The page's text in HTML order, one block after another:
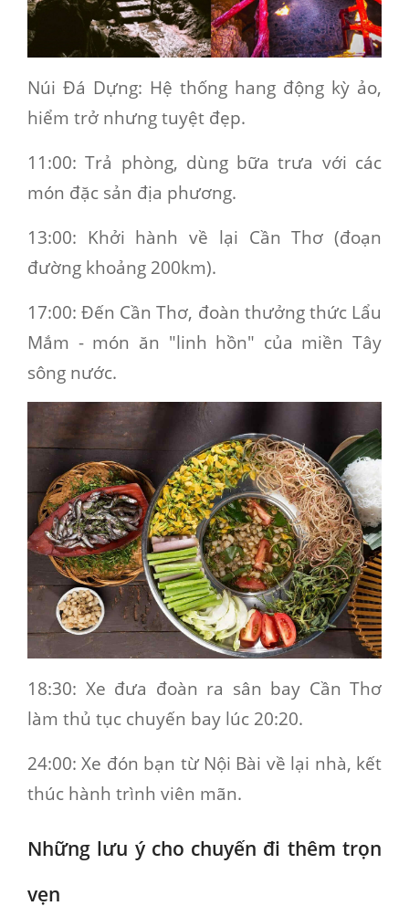
Núi Đá Dựng: Hệ thống hang động kỳ ảo,
hiểm trở nhưng tuyệt đẹp.
11:00: Trả phòng, dùng bữa trưa với các
món đặc sản địa phương.
13:00: Khởi hành về lại Cần Thơ (đoạn
đường khoảng 200km).
17:00: Đến Cần Thơ, đoàn thưởng thức Lẩu
Mắm - món ăn "linh hồn" của miền Tây
sông nước.
18:30: Xe đưa đoàn ra sân bay Cần Thơ
làm thủ tục chuyến bay lúc 20:20.
24:00: Xe đón bạn từ Nội Bài về lại nhà, kết
thúc hành trình viên mãn.
Những lưu ý cho chuyến đi thêm trọn
vẹn